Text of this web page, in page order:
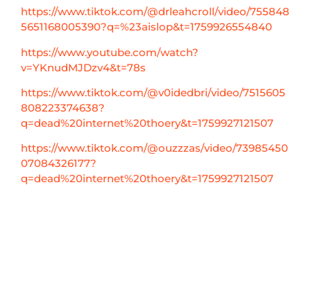
https://www.tiktok.com/@drleahcroll/video/755848
5651168005390?q=%23aislop&t=1759926554840
https://www.youtube.com/watch?
v=YKnudMJDzv4&t=78s
https://www.tiktok.com/@v0idedbri/video/7515605
808223374638?
q=dead%20internet%20thoery&t=1759927121507
https://www.tiktok.com/@ouzzzas/video/73985450
07084326177?
q=dead%20internet%20thoery&t=1759927121507